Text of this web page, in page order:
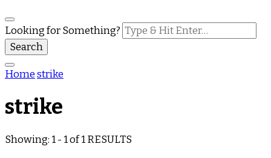
Looking for Something?
Homestrike
strike
Showing: 1 - 1 of 1 RESULTS